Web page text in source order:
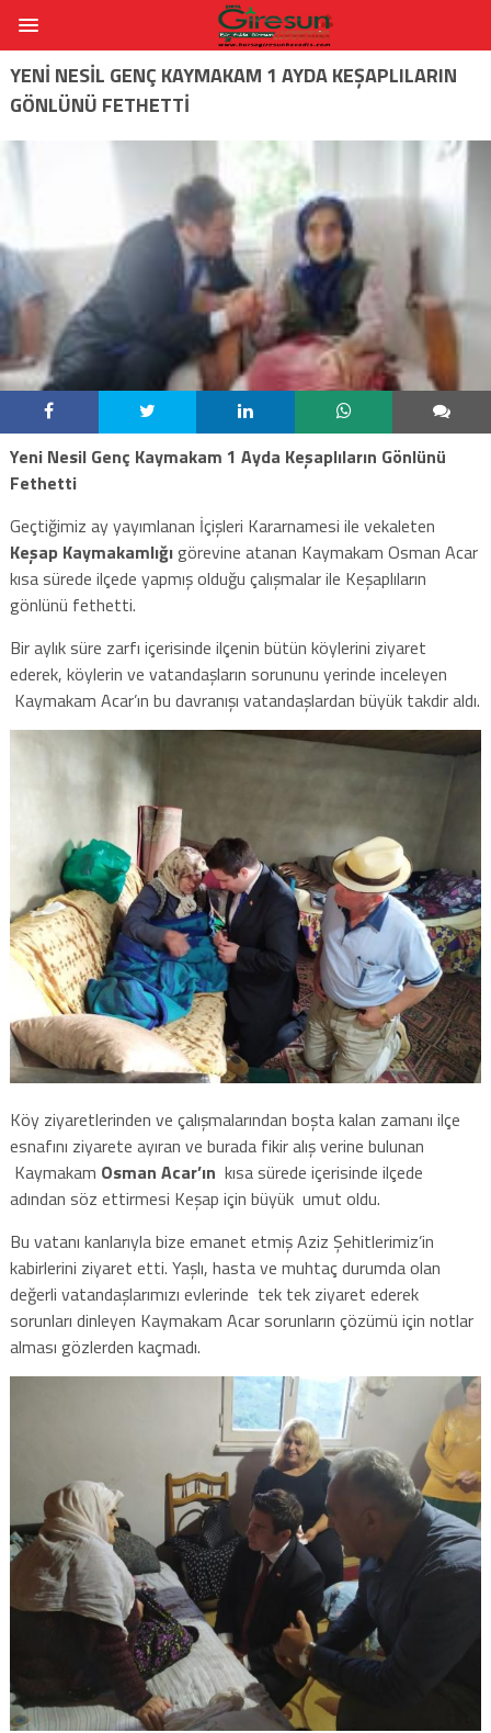
YENI NESIL GENÇ KAYMAKAM 1 AYDA KEŞAPLILARIN
GÖNLÜNÜ FETHETTI
Yeni Nesil Genç Kaymakam 1 Ayda Keşaplıların Gönlünü
Fethetti
Geçtiğimiz ay yayımlanan İçişleri Kararnamesi ile vekaleten
Keşap Kaymakamlığıgörevine atanan Kaymakam Osman Acar
kısa sürede ilçede yapmış olduğu çalışmalar ile Keşaplıların
gönlünü fethetti.
Bir aylık süre zarfı içerisinde ilçenin bütün köylerini ziyaret
ederek, köylerin ve vatandaşların sorununu yerinde inceleyen
Kaymakam Acar’ın bu davranışı vatandaşlardan büyük takdir aldı.
Köy ziyaretlerinden ve çalışmalarından boşta kalan zamanı ilçe
esnafını ziyarete ayıran ve burada fikir alış verine bulunan
Kaymakam Osman Acar’ın kısa sürede içerisinde ilçede
adından söz ettirmesi Keşap için büyük umut oldu.
Bu vatanı kanlarıyla bize emanet etmiş Aziz Şehitlerimiz’in
kabirlerini ziyaret etti. Yaşlı, hasta ve muhtaç durumda olan
değerli vatandaşlarımızı evlerinde tek tek ziyaret ederek
sorunları dinleyen Kaymakam Acar sorunların çözümü için notlar
alması gözlerden kaçmadı.